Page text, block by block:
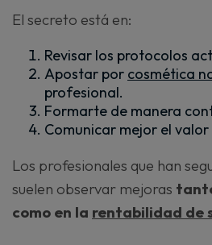
El secreto está en:
Revisar los protocolos
Apostar por cosmética
profesional.
Formarte de manera
Comunicar mejor el
Los profesionales que han
suelen observar mejoras
como en la rentabilidad de